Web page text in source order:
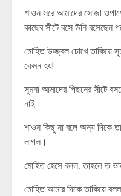
শাওন সরে আমাদের সোজা
কাছের সীটে বসে উনি বসেছেন
মোহিত উজ্জ্বল চোখে তাকিয়ে
কেমন হয়!
সুমনা আমাদের পিছনের সীটে
নাই।
শাওন কিছু না বলে অন্য দিকে
লাগল।
মোহিত হেসে বলল, তাহলে ত
মোহিত আমার দিকে